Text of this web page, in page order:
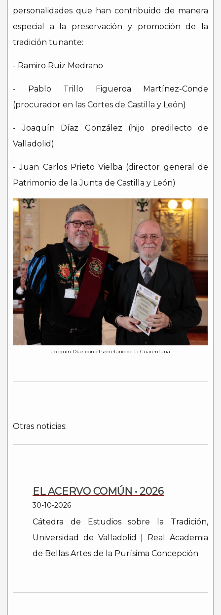
personalidades que han contribuido de manera
especial a la preservación y promoción de la
tradición tunante:
- Ramiro Ruiz Medrano
- Pablo Trillo Figueroa Martínez-Conde
(procurador en las Cortes de Castilla y León)
- Joaquín Díaz González (hijo predilecto de
Valladolid)
- Juan Carlos Prieto Vielba (director general de
Patrimonio de la Junta de Castilla y León)
Joaquín Díaz con el secretario de la Cuarentuna
Otras noticias:
EL ACERVO COMÚN • 2026
30-10-2026
Cátedra de Estudios sobre la Tradición,
Universidad de Valladolid | Real Academia
de Bellas Artes de la Purísima Concepción